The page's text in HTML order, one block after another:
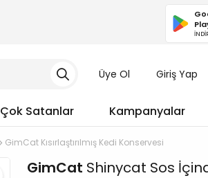
Üye Ol Giriş Yap
Çok Satanlar Kampanyalar
GimCat Kısırlaştırılmış Kedi Konservesi
GimCat Shinycat Sos